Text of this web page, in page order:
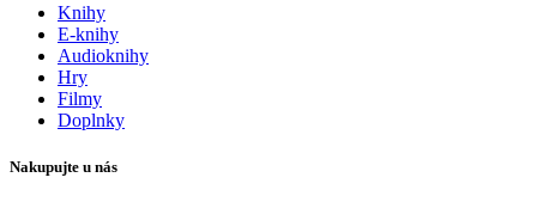
Knihy
E-knihy
Audioknihy
Hry
Filmy
Doplnky
Nakupujte u nás